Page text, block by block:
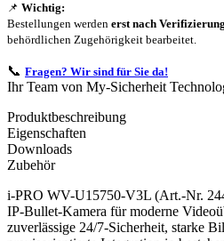
📌 Wichtig:
Bestellungen werden erst nach Verifizierung
behördlichen Zugehörigkeit bearbeitet.
📞 Fragen? Wir sind für Sie da!
Ihr Team von My-Sicherheit
Produktbeschreibung
Eigenschaften
Downloads
Zubehör
i-PRO WV-U15750-V3L (Art.-Nr.
IP-Bullet-Kamera für moderne
zuverlässige 24/7-Sicherheit, starke